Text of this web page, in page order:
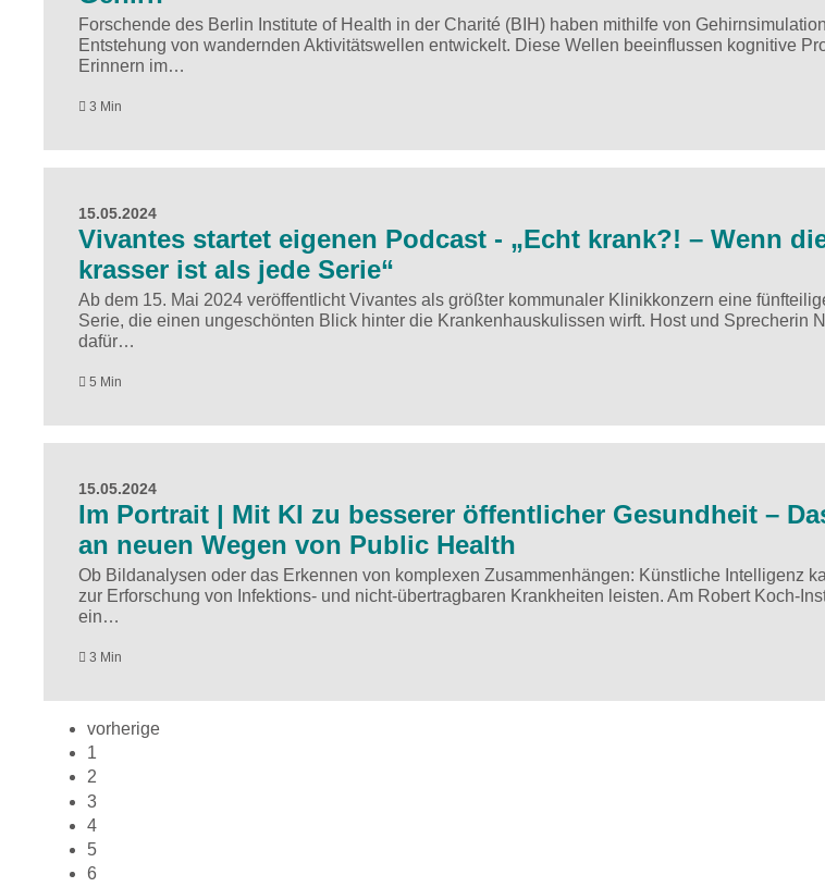
Forschende des Berlin Institute of Health in der Charité (BIH) haben mithilfe von
Entstehung von wandernden Aktivitätswellen entwickelt. Diese Wellen beeinflussen kognitive
Erinnern im…
3 Min
15.05.2024
Vivantes startet eigenen Podcast - „Echt krank?! – Wenn
krasser ist als jede Serie“
Ab dem 15. Mai 2024 veröffentlicht Vivantes als größter kommunaler Klinikkonzern eine
Serie, die einen ungeschönten Blick hinter die Krankenhauskulissen wirft. Host und Sprecherin
dafür…
5 Min
15.05.2024
Im Portrait | Mit KI zu besserer öffentlicher Gesundheit –
an neuen Wegen von Public Health
Ob Bildanalysen oder das Erkennen von komplexen Zusammenhängen: Künstliche Intelligenz
zur Erforschung von Infektions- und nicht-übertragbaren Krankheiten leisten. Am Robert Koch-
ein…
3 Min
vorherige
1
2
3
4
5
6